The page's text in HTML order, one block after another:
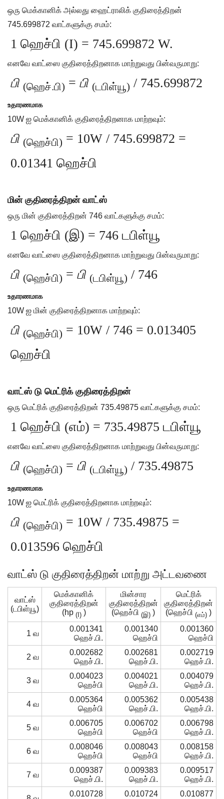
ஒரு மெக்கானிக் அல்லது ஹைட்ராலிக் குதிரைத்திறன்
745.699872 வாட்களுக்கு சமம்:
1 ஹெச்பி (I) = 745.699872 W.
எனவே வாட்ஸை குதிரைத்திறனாக மாற்றுவது பின்வருமாறு:
பி (ஹெச்.பி) = பி (டபிள்யூ) / 745.699872
உதாரணமாக
10W ஐ மெக்கானிக் குதிரைத்திறனாக மாற்றவும்:
பி (ஹெச்பி) = 10W / 745.699872 =
0.01341 ஹெச்பி
மின் குதிரைத்திறன் வாட்ஸ்
ஒரு மின் குதிரைத்திறன் 746 வாட்களுக்கு சமம்:
1 ஹெச்பி (இ) = 746 டபிள்யூ
எனவே வாட்ஸை குதிரைத்திறனாக மாற்றுவது பின்வருமாறு:
பி (ஹெச்பி) = பி (டபிள்யூ) / 746
உதாரணமாக
10W ஐ மின் குதிரைத்திறனாக மாற்றவும்:
பி (ஹெச்பி) = 10W / 746 = 0.013405
ஹெச்பி
வாட்ஸ் டு மெட்ரிக் குதிரைத்திறன்
ஒரு மெட்ரிக் குதிரைத்திறன் 735.49875 வாட்களுக்கு சமம்:
1 ஹெச்பி (எம்) = 735.49875 டபிள்யூ
எனவே வாட்ஸை குதிரைத்திறனாக மாற்றுவது பின்வருமாறு:
பி (ஹெச்பி) = பி (டபிள்யூ) / 735.49875
உதாரணமாக
10W ஐ மெட்ரிக் குதிரைத்திறனாக மாற்றவும்:
பி (ஹெச்பி) = 10W / 735.49875 =
0.013596 ஹெச்பி
வாட்ஸ் டு குதிரைத்திறன் மாற்று அட்டவணை
வாட்ஸ்
(டபிள்யூ)
மெக்கானிக்
குதிரைத்திறன்
(hp (I))
மின்சார
குதிரைத்திறன்
(ஹெச்பி (இ) )
மெட்ரிக்
குதிரைத்திறன்
(ஹெச்பி (எம்) )
1 வ
0.001341
ஹெச்.பி.
0.001340
ஹெச்பி
0.001360
ஹெச்பி
2 வ
0.002682
ஹெச்.பி.
0.002681
ஹெச்.பி.
0.002719
ஹெச்.பி.
3 வ
0.004023
ஹெச்பி
0.004021
ஹெச்.பி.
0.004079
ஹெச்.பி.
4 வ
0.005364
ஹெச்பி
0.005362
ஹெச்.பி.
0.005438
ஹெச்.பி.
5 வ
0.006705
ஹெச்பி
0.006702
ஹெச்பி
0.006798
ஹெச்.பி.
6 வ
0.008046
ஹெச்பி
0.008043
ஹெச்பி
0.008158
ஹெச்.பி.
7 வ
0.009387
ஹெச்.பி.
0.009383
ஹெச்.பி.
0.009517
ஹெச்.பி.
0.010728
0.010724
0.010877